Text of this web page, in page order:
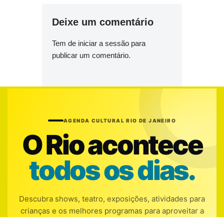
Deixe um comentário
Tem de iniciar a sessão para
publicar um comentário.
AGENDA CULTURAL RIO DE JANEIRO
O Rio acontece
todos os dias.
Descubra shows, teatro, exposições, atividades para
crianças e os melhores programas para aproveitar a